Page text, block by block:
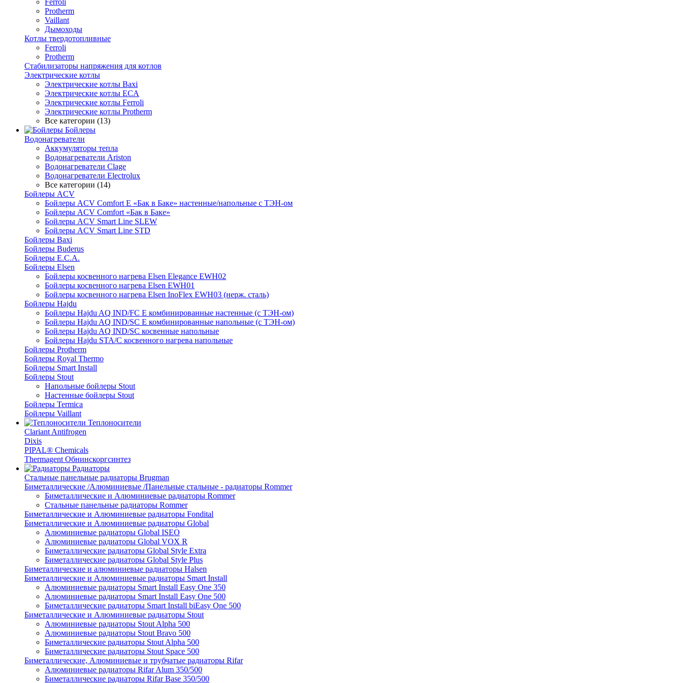
Ferroli
Protherm
Vaillant
Дымоходы
Котлы твердотопливные
Ferroli
Protherm
Стабилизаторы напряжения для котлов
Электрические котлы
Электрические котлы Baxi
Электрические котлы ECA
Электрические котлы Ferroli
Электрические котлы Protherm
Все категории (13)
Бойлеры
Водонагреватели
Аккумуляторы тепла
Водонагреватели Ariston
Водонагреватели Clage
Водонагреватели Electrolux
Все категории (14)
Бойлеры ACV
Бойлеры ACV Comfort E «Бак в Баке» настенные/напольные c ТЭН-ом
Бойлеры ACV Comfort «Бак в Баке»
Бойлеры ACV Smart Line SLEW
Бойлеры ACV Smart Line STD
Бойлеры Baxi
Бойлеры Buderus
Бойлеры E.C.A.
Бойлеры Elsen
Бойлеры косвенного нагрева Elsen Elegance EWH02
Бойлеры косвенного нагрева Elsen EWH01
Бойлеры косвенного нагрева Elsen InoFlex EWH03 (нерж. сталь)
Бойлеры Hajdu
Бойлеры Hajdu AQ IND/FC E комбинированные настенные (с ТЭН-ом)
Бойлеры Hajdu AQ IND/SC E комбинированные напольные (с ТЭН-ом)
Бойлеры Hajdu AQ IND/SC косвенные напольные
Бойлеры Hajdu STA/C косвенного нагрева напольные
Бойлеры Protherm
Бойлеры Royal Thermo
Бойлеры Smart Install
Бойлеры Stout
Напольные бойлеры Stout
Настенные бойлеры Stout
Бойлеры Termica
Бойлеры Vaillant
Теплоносители
Clariant Antifrogen
Dixis
PIPAL® Chemicals
Thermagent Обнинскоргсинтез
Радиаторы
Стальные панельные радиаторы Brugman
Биметаллические /Алюминиевые /Панельные стальные - радиаторы Rommer
Биметаллические и Алюминиевые радиаторы Rommer
Стальные панельные радиаторы Rommer
Биметаллические и Алюминиевые радиаторы Fondital
Биметаллические и Алюминиевые радиаторы Global
Алюминиевые радиаторы Global ISEO
Алюминиевые радиаторы Global VOX R
Биметаллические радиаторы Global Style Extra
Биметаллические радиаторы Global Style Plus
Биметаллические и алюминиевые радиаторы Halsen
Биметаллические и Алюминиевые радиаторы Smart Install
Алюминиевые радиаторы Smart Install Easy One 350
Алюминиевые радиаторы Smart Install Easy One 500
Биметаллические радиаторы Smart Install biEasy One 500
Биметаллические и Алюминиевые радиаторы Stout
Алюминиевые радиаторы Stout Alpha 500
Алюминиевые радиаторы Stout Bravo 500
Биметаллические радиаторы Stout Alpha 500
Биметаллические радиаторы Stout Space 500
Биметаллические, Алюминиевые и трубчатые радиаторы Rifar
Алюминиевые радиаторы Rifar Alum 350/500
Биметаллические радиаторы Rifar Base 350/500